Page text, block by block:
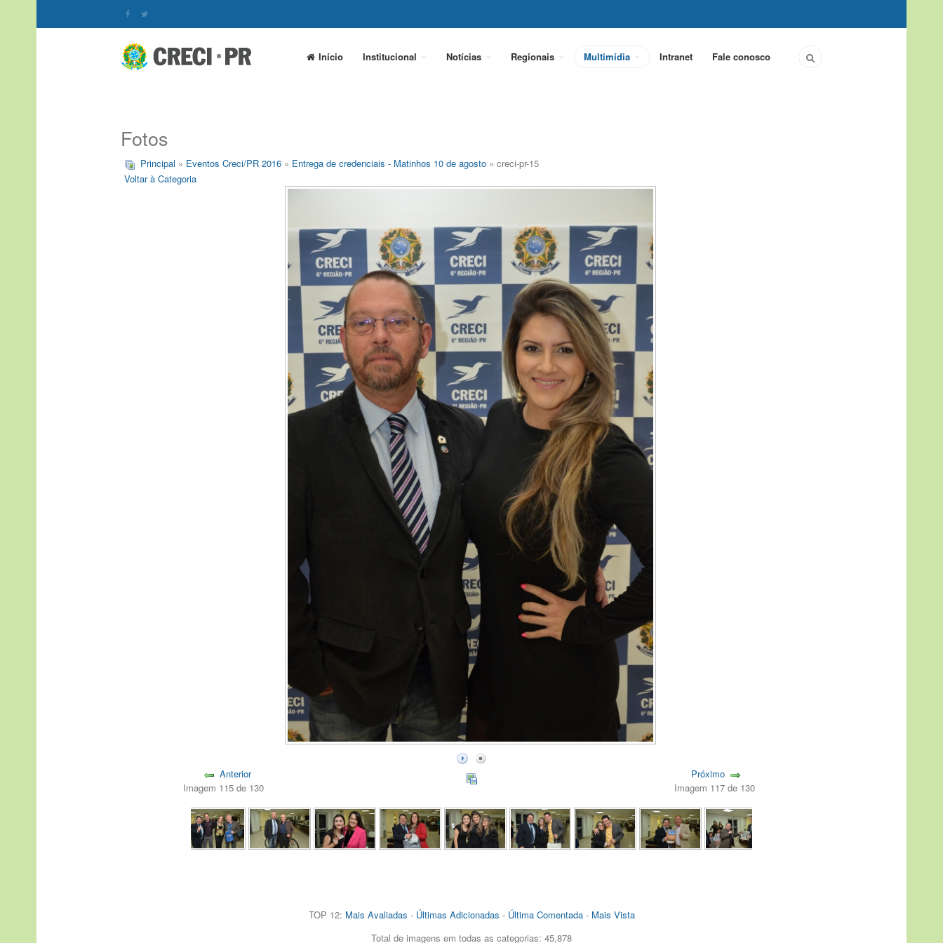
Início Institucional Notícias Regionais Multimídia Intranet Fale conosco
Fotos
Principal » Eventos Creci/PR 2016 » Entrega de credenciais - Matinhos 10 de agosto » creci-pr-15
Voltar à Categoria
Anterior
Imagem 115 de 130
Próximo
Imagem 117 de 130
TOP 12: Mais Avaliadas - Últimas Adicionadas - Última Comentada- Mais Vista
Total de imagens em todas as categorias: 45,878